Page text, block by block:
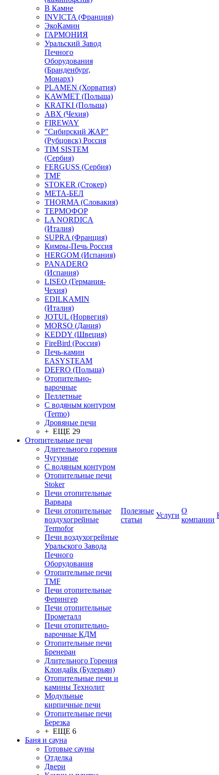
В Камне
INVICTA (Франция)
ЭкоКамин
ГАРМОНИЯ
Уральский Завод
Печного
Оборудования
(Бранденбург,
Монарх)
PLAMEN (Хорватия)
KAWMET (Польша)
KRATKI (Польша)
ABX (Чехия)
FIREWAY
"Сибирский ЖАР"
(Рубцовск) Россия
TIM SISTEM
(Сербия)
FERGUSS (Сербия)
TMF
STOKER (Стокер)
МЕТА-БЕЛ
THORMA (Словакия)
ТЕРМОФОР
LA NORDICA
(Италия)
SUPRA (Франция)
Кимры-Печь Россия
HERGOM (Испания)
PANADERO
(Испания)
LISEO (Германия-
Чехия)
EDILKAMIN
(Италия)
JOTUL (Норвегия)
MORSO (Дания)
KEDDY (Швеция)
FireBird (Россия)
Печь-камин
EASYSTEAM
DEFRO (Польша)
Отопительно-
варочные
Пеллетные
С водяным контуром
(Termo)
Дровяные печи
+ ЕЩЕ 29
Отопительные печи
Длительного горения
Чугунные
C водяным контуром
Отопительные печи
Stoker
Печи отопительные
Варвара
Печи отопительные
воздухогрейные
Termofor
Печи воздухогрейные
Уральского Завода
Печного
Оборудования
Отопительные печи
TMF
Печи отопительные
Ферингер
Печи отопительные
Прометалл
Печи отопительно-
варочные КДМ
Отопительные печи
Бренеран
Длительного Горения
Клондайк (Булерьян)
Отопительные печи и
камины Технолит
Модульные
кирпичные печи
Отопительные печи
Березка
+ ЕЩЕ 6
Баня и сауна
Готовые сауны
Отделка
Двери
Полезные
статьи
Услуги
О
компании